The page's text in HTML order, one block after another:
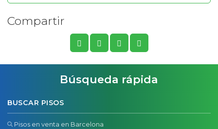
Compartir
Búsqueda rápida
BUSCAR PISOS
Pisos en venta en Barcelona